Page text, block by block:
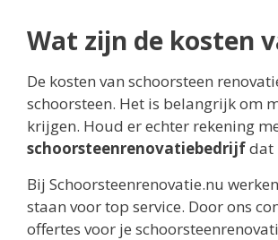
Wat zijn de kosten
De kosten van schoorsteen
schoorsteen. Het is belangrijk om
krijgen. Houd er echter rekening
schoorsteenrenovatiebedrijfdat
Bij Schoorsteenrenovatie.nu
staan voor top service. Door ons
offertes voor je